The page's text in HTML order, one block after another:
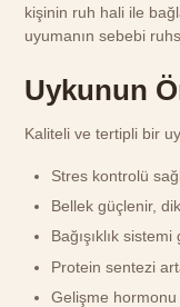
kişinin ruh hali ile
uyumanın sebebi
Uykunun
Kaliteli ve tertipli bir
Stres kontrolü
Bellek güçlenir,
Bağışıklık
Protein sentezi
Gelişme hormonu